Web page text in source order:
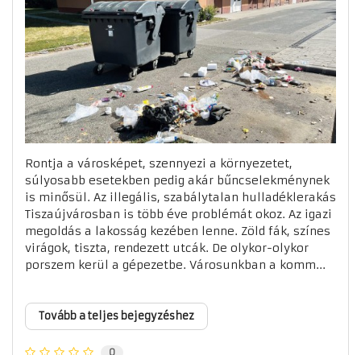
Rontja a városképet, szennyezi a környezetet,
súlyosabb esetekben pedig akár bűncselekménynek
is minősül. Az illegális, szabálytalan hulladéklerakás
Tiszaújvárosban is több éve problémát okoz. Az igazi
megoldás a lakosság kezében lenne. Zöld fák, színes
virágok, tiszta, rendezett utcák. De olykor-olykor
porszem kerül a gépezetbe. Városunkban a komm...
Tovább a teljes bejegyzéshez
0